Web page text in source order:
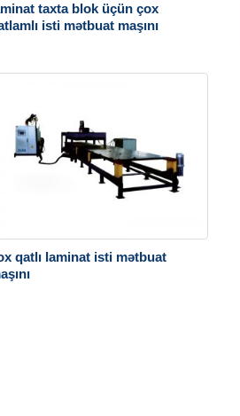
taxta blok üçün çox
isti mətbuat maşını
qatlı laminat isti mətbuat